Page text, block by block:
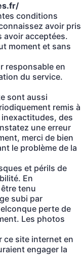
conditions
avoir pris
avoir acceptées.
moment et sans
responsable en
du service.
sont aussi
remis à
des
une erreur
merci de bien
le problème de la
et périls de
En
tenu
subi par
perte de
Les photos
ce site internet en
engager la